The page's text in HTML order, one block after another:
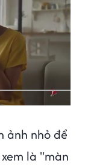
ảnh nhỏ để
là "màn